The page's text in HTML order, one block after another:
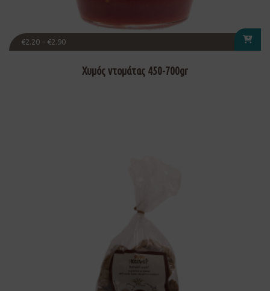
€2.20 – €2.90
Χυμός ντομάτας 450-700gr